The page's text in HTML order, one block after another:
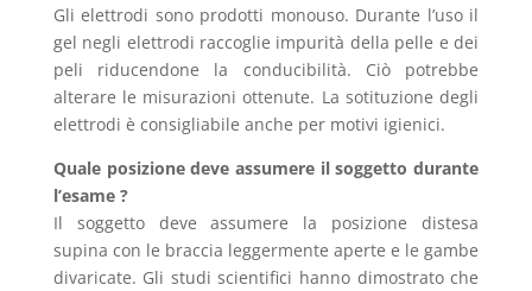
Gli elettrodi sono prodotti monouso. Durante l’uso il
gel negli elettrodi raccoglie impurità della pelle e dei
peli riducendone la conducibilità. Ciò potrebbe
alterare le misurazioni ottenute. La sotituzione degli
elettrodi è consigliabile anche per motivi igienici.
Quale posizione deve assumere il soggetto durante
l’esame ?
Il soggetto deve assumere la posizione distesa
supina con le braccia leggermente aperte e le gambe
divaricate. Gli studi scientifici hanno dimostrato che